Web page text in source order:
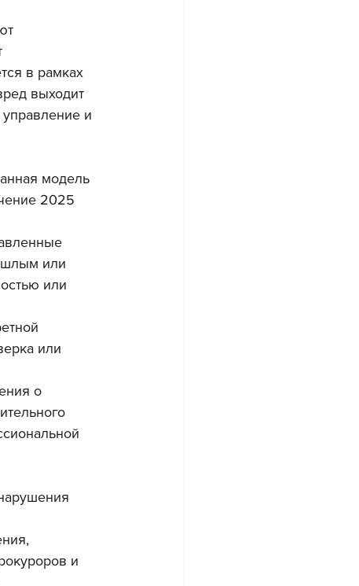
в рамках
выходит
и
модель
2025
или
или
или
о
и